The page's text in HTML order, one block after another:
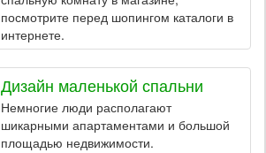
посмотрите перед шопингом каталоги в
интернете.
Дизайн маленькой спальни
Немногие люди располагают
шикарными апартаментами и большой
площадью недвижимости.